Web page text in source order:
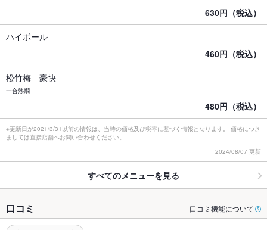
630円（税込）
ハイボール
460円（税込）
松竹梅 豪快
一合熱燗
480円（税込）
※更新日が2021/3/31以前の情報は、当時の価格及び税率に基づく情報となります。 価格につき
ましては直接店舗へお問い合わせください。
2024/08/07 更新
すべてのメニューを見る
口コミ 口コミ機能について